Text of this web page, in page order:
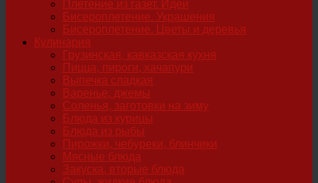
Плетение из газет. Идеи
Бисероплетение. Украшения
Бисероплетение. Цветы и деревья
Кулинария
Грузинская, кавказская кухня
Пицца, пироги, хачапури
Выпечка сладкая
Варенье, джемы
Соленья, заготовки на зиму
Блюда из курицы
Блюда из рыбы
Пирожки, чебуреки, блинчики
Мясные блюда
Закуска, вторые блюда